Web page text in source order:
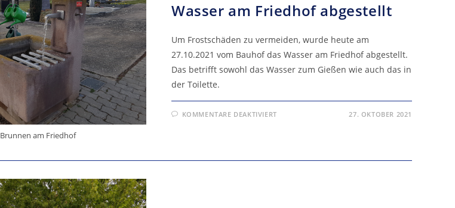
Brunnen am Friedhof
Wasser am Friedhof abgestellt
Um Frostschäden zu vermeiden, wurde heute am
27.10.2021 vom Bauhof das Wasser am Friedhof abgestellt.
Das betrifft sowohl das Wasser zum Gießen wie auch das in
der Toilette.
KOMMENTARE DEAKTIVIERTFÜR 27. OKTOBER 2021